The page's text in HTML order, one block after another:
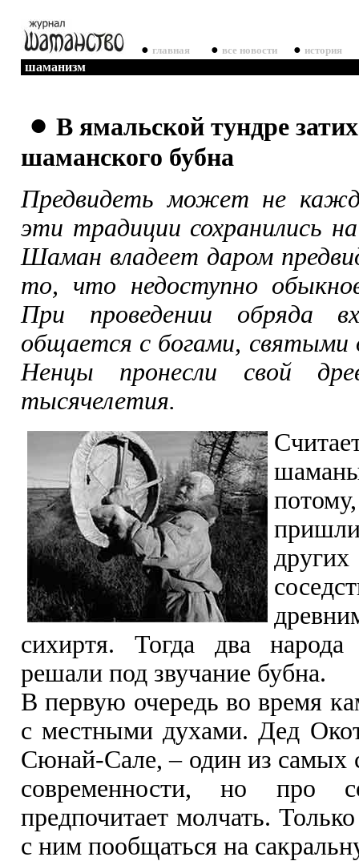
● главная ● все новости ● история
шаманизм
● В ямальской тундре
шаманского бубна
Предвидеть может не
эти традиции сохранились
Шаман владеет даром
то, что недоступно
При проведении обряда
общается с богами, святыми
Ненцы пронесли свой
тысячелетия.
сихиртя. Тогда два
решали под звучание бубна.
В первую очередь во время
с местными духами. Дед
Сюнай-Сале, – один из самых
современности, но про
предпочитает молчать.
с ним пообщаться на